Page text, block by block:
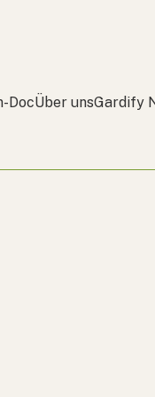
DocÜber unsGardify